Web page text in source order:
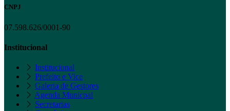
CNPJ
07.598.626/0001-90
Institucional
Institucional
Prefeito e Vice
Galeria de Gestores
Agenda Municpal
Secretarias